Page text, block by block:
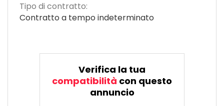
Tipo di contratto:
Contratto a tempo indeterminato
Verifica la tua
compatibilità con questo
annuncio